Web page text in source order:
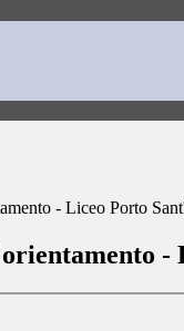
- Liceo Porto
-